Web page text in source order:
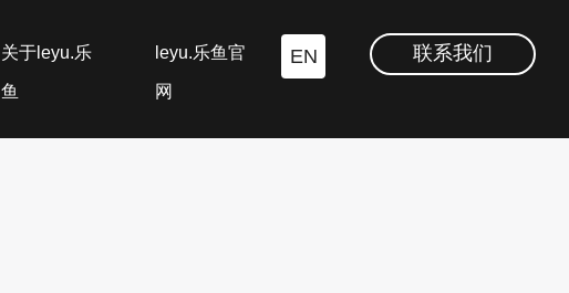
关于leyu.乐
鱼
leyu.乐鱼官
网
EN 联系我们